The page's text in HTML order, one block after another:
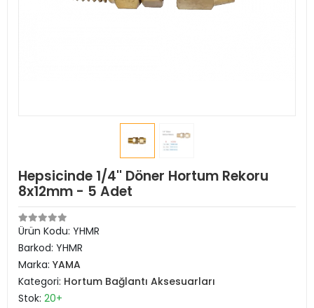
Hepsicinde 1/4'' Döner Hortum Rekoru
8x12mm - 5 Adet
Ürün Kodu: YHMR
Barkod: YHMR
Marka: YAMA
Kategori: Hortum Bağlantı Aksesuarları
Stok: 20+